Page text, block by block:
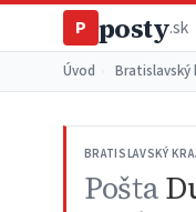
P posty.sk
Úvod Bratislavský
BRATISLAVSKÝ
Pošta